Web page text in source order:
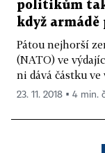
politikům
když
Pátou nejhorší
(NATO) ve
ni dává částku ve
23. 11. 2018 ▪ 4 min.